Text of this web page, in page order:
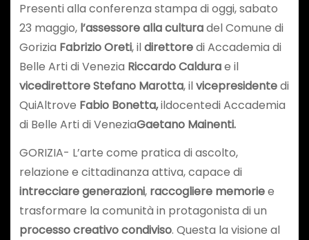
Presenti alla conferenza stampa di oggi, sabato
23 maggio, l’assessore alla culturadel Comune di
Gorizia Fabrizio Oreti, ildirettoredi Accademia di
Belle Arti di Venezia Riccardo Caldurae il
vicedirettoreStefano Marotta, ilvicepresidentedi
QuiAltrove Fabio Bonetta,ildocentedi Accademia
di Belle Arti di VeneziaGaetano Mainenti.
GORIZIA- L’arte come pratica di ascolto,
relazione e cittadinanza attiva, capace di
intrecciare generazioni, raccogliere memoriee
trasformare la comunità in protagonista di un
processo creativo condiviso. Questa la visione al